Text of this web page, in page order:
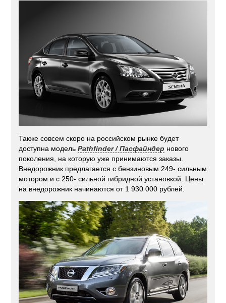
Также совсем скоро на российском рынке будет
доступна модельPathfinder / Пасфайндер нового
поколения, на которую уже принимаются заказы.
Внедорожник предлагается с бензиновым 249- сильным
мотором и с 250- сильной гибридной установкой. Цены
на внедорожник начинаются от 1 930 000 рублей.